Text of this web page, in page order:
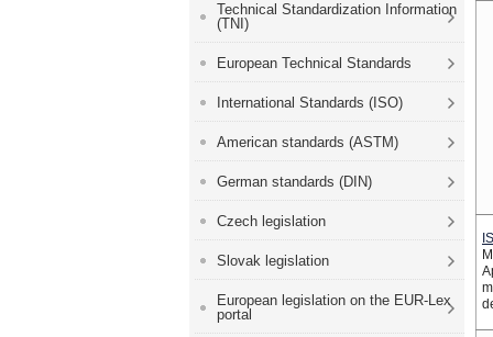
Technical Standardization Information
(TNI)
European Technical Standards
International Standards (ISO)
American standards (ASTM)
German standards (DIN)
Czech legislation
Slovak legislation
European legislation on the EUR-Lex
portal